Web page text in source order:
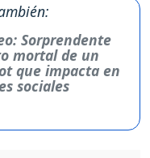
Sorprendente
mortal de un
que impacta en
sociales